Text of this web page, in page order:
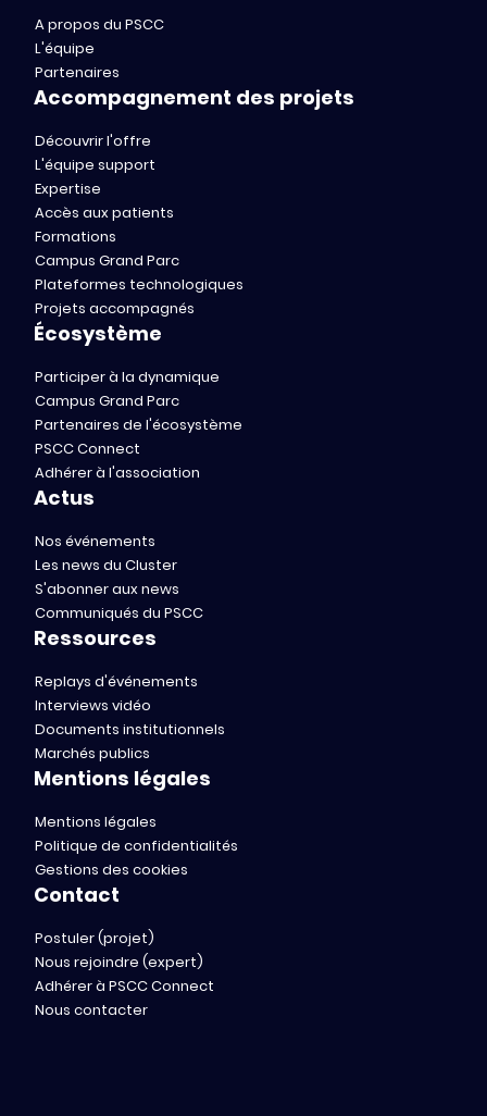
A propos du PSCC
L'équipe
Partenaires
Accompagnement des projets
Découvrir l'offre
L'équipe support
Expertise
Accès aux patients
Formations
Campus Grand Parc
Plateformes technologiques
Projets accompagnés
Écosystème
Participer à la dynamique
Campus Grand Parc
Partenaires de l'écosystème
PSCC Connect
Adhérer à l'association
Actus
Nos événements
Les news du Cluster
S'abonner aux news
Communiqués du PSCC
Ressources
Replays d'événements
Interviews vidéo
Documents institutionnels
Marchés publics
Mentions légales
Mentions légales
Politique de confidentialités
Gestions des cookies
Contact
Postuler (projet)
Nous rejoindre (expert)
Adhérer à PSCC Connect
Nous contacter